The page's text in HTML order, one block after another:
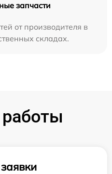
запчасти
от производителя в
складах.